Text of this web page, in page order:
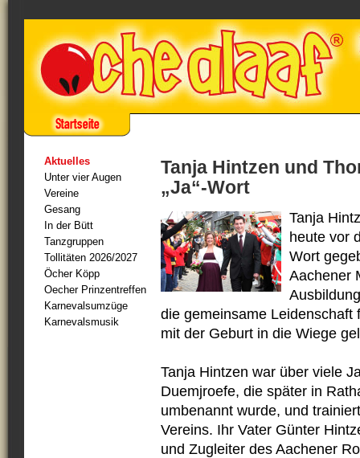
Aktuelles
Unter vier Augen
Vereine
Gesang
In der Bütt
Tanzgruppen
Tollitäten 2026/2027
Öcher Köpp
Oecher Prinzentreffen
Karnevalsumzüge
Karnevalsmusik
Tanja Hintzen und
„Ja“-Wort
Tanja
heute vor
Wort
Aachener
die gemeinsame Leidenschaft
mit der Geburt in die Wiege
Tanja Hintzen war über viele
Duemjroefe, die später in
umbenannt wurde, und
Vereins. Ihr Vater Günter
und Zugleiter des Aachener